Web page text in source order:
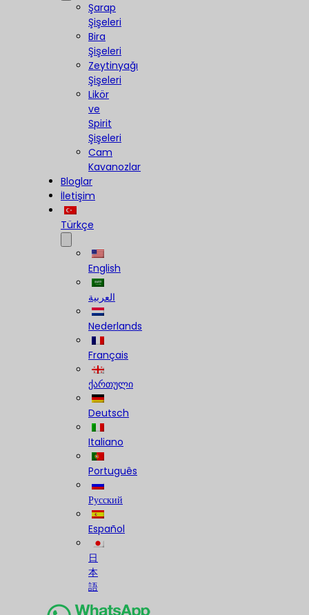
Şarap
Şişeleri
Bira
Şişeleri
Zeytinyağı
Şişeleri
Likör
ve
Spirit
Şişeleri
Cam
Kavanozlar
Bloglar
İletişim
Türkçe
English
العربية
Nederlands
Français
ქართული
Deutsch
Italiano
Português
Русский
Español
日
本
語